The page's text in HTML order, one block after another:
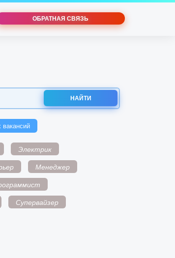
ОБРАТНАЯ СВЯЗЬ
НАЙТИ
Электрик
Менеджер
Супервайзер